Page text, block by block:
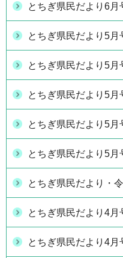
とちぎ県民だより6月
とちぎ県民だより5月
とちぎ県民だより5月
とちぎ県民だより5月
とちぎ県民だより5月
とちぎ県民だより5月
とちぎ県民だより・
とちぎ県民だより4月
とちぎ県民だより4月